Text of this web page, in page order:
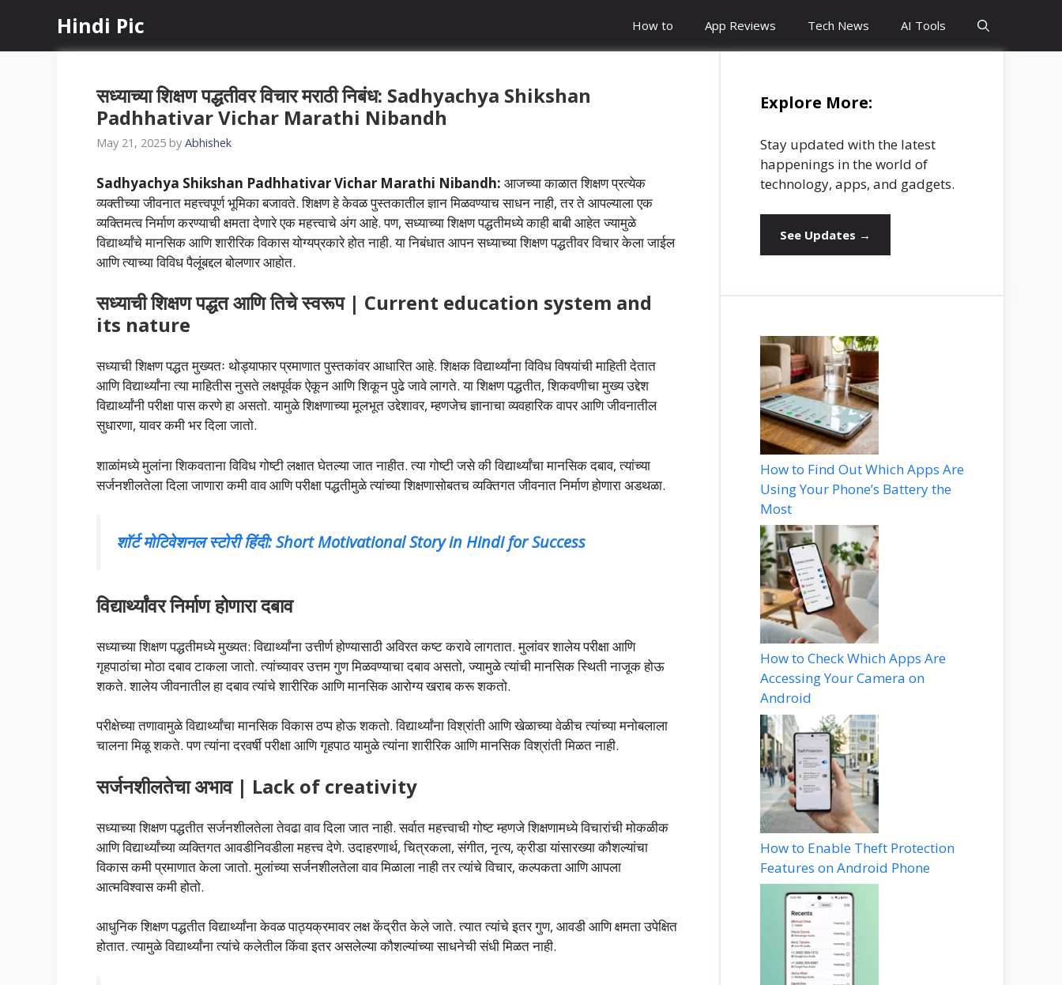
content
Hindi Pic How to App Reviews Tech News AI Tools
सध्याच्या शिक्षण पद्धतीवर विचार मराठी निबंध: Sadhyachya Shikshan
Padhhativar Vichar Marathi Nibandh
May 21, 2025 by Abhishek
Sadhyachya Shikshan Padhhativar Vichar Marathi Nibandh: आजच्या काळात शिक्षण प्रत्येक
व्यक्तीच्या जीवनात महत्त्वपूर्ण भूमिका बजावते. शिक्षण हे केवळ पुस्तकातील ज्ञान मिळवण्याच साधन नाही, तर ते आपल्याला एक
व्यक्तिमत्व निर्माण करण्याची क्षमता देणारे एक महत्त्वाचे अंग आहे. पण, सध्याच्या शिक्षण पद्धतीमध्ये काही बाबी आहेत ज्यामुळे
विद्यार्थ्यांचे मानसिक आणि शारीरिक विकास योग्यप्रकारे होत नाही. या निबंधात आपन सध्याच्या शिक्षण पद्धतीवर विचार केला जाईल
आणि त्याच्या विविध पैलूंबद्दल बोलणार आहोत.
सध्याची शिक्षण पद्धत आणि तिचे स्वरूप | Current education system and
its nature
सध्याची शिक्षण पद्धत मुख्यतः थोड्याफार प्रमाणात पुस्तकांवर आधारित आहे. शिक्षक विद्यार्थ्यांना विविध विषयांची माहिती देतात
आणि विद्यार्थ्यांना त्या माहितीस नुसते लक्षपूर्वक ऐकून आणि शिकून पुढे जावे लागते. या शिक्षण पद्धतीत, शिकवणीचा मुख्य उद्देश
विद्यार्थ्यांनी परीक्षा पास करणे हा असतो. यामुळे शिक्षणाच्या मूलभूत उद्देशावर, म्हणजेच ज्ञानाचा व्यवहारिक वापर आणि जीवनातील
सुधारणा, यावर कमी भर दिला जातो.
शाळांमध्ये मुलांना शिकवताना विविध गोष्टी लक्षात घेतल्या जात नाहीत. त्या गोष्टी जसे की विद्यार्थ्यांचा मानसिक दबाव, त्यांच्या
सर्जनशीलतेला दिला जाणारा कमी वाव आणि परीक्षा पद्धतीमुळे त्यांच्या शिक्षणासोबतच व्यक्तिगत जीवनात निर्माण होणारा अडथळा.
शॉर्ट मोटिवेशनल स्टोरी हिंदी: Short Motivational Story in Hindi for Success
विद्यार्थ्यांवर निर्माण होणारा दबाव
सध्याच्या शिक्षण पद्धतीमध्ये मुख्यत: विद्यार्थ्यांना उत्तीर्ण होण्यासाठी अविरत कष्ट करावे लागतात. मुलांवर शालेय परीक्षा आणि
गृहपाठांचा मोठा दबाव टाकला जातो. त्यांच्यावर उत्तम गुण मिळवण्याचा दबाव असतो, ज्यामुळे त्यांची मानसिक स्थिती नाजूक होऊ
शकते. शालेय जीवनातील हा दबाव त्यांचे शारीरिक आणि मानसिक आरोग्य खराब करू शकतो.
परीक्षेच्या तणावामुळे विद्यार्थ्यांचा मानसिक विकास ठप्प होऊ शकतो. विद्यार्थ्यांना विश्रांती आणि खेळाच्या वेळीच त्यांच्या मनोबलाला
चालना मिळू शकते. पण त्यांना दरवर्षी परीक्षा आणि गृहपाठ यामुळे त्यांना शारीरिक आणि मानसिक विश्रांती मिळत नाही.
सर्जनशीलतेचा अभाव | Lack of creativity
सध्याच्या शिक्षण पद्धतीत सर्जनशीलतेला तेवढा वाव दिला जात नाही. सर्वात महत्त्वाची गोष्ट म्हणजे शिक्षणामध्ये विचारांची मोकळीक
आणि विद्यार्थ्यांच्या व्यक्तिगत आवडीनिवडीला महत्त्व देणे. उदाहरणार्थ, चित्रकला, संगीत, नृत्य, क्रीडा यांसारख्या कौशल्यांचा
विकास कमी प्रमाणात केला जातो. मुलांच्या सर्जनशीलतेला वाव मिळाला नाही तर त्यांचे विचार, कल्पकता आणि आपला
आत्मविश्वास कमी होतो.
आधुनिक शिक्षण पद्धतीत विद्यार्थ्यांना केवळ पाठ्यक्रमावर लक्ष केंद्रीत केले जाते. त्यात त्यांचे इतर गुण, आवडी आणि क्षमता उपेक्षित
होतात. त्यामुळे विद्यार्थ्यांना त्यांचे कलेतील किंवा इतर असलेल्या कौशल्यांच्या साधनेची संधी मिळत नाही.
Explore More:
Stay updated with the latest
happenings in the world of
technology, apps, and gadgets.
See Updates →
How to Find Out Which Apps Are
Using Your Phone’s Battery the
Most
How to Check Which Apps Are
Accessing Your Camera on
Android
How to Enable Theft Protection
Features on Android Phone